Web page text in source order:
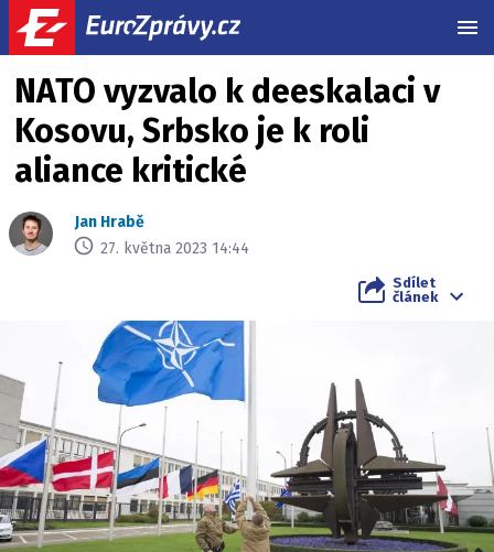
NATO vyzvalo k deeskalaci v
Kosovu, Srbsko je k roli
aliance kritické
Jan Hrabě
27. května 2023 14:44
Sdílet
článek